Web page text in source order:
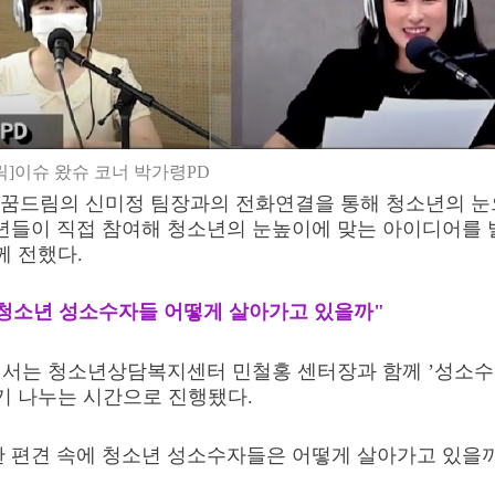
]이슈 왔슈 코너 박가령PD
드림의 신미정 팀장과의 전화연결을 통해 청소년의
들이 직접 참여해 청소년의 눈높이에 맞는 아이디어를
전했다.
년 성소수자들 어떻게 살아가고 있을까"
는 청소년상담복지센터 민철홍 센터장과 함께 ’성소
나누는 시간으로 진행됐다.
편견 속에 청소년 성소수자들은 어떻게 살아가고 있을